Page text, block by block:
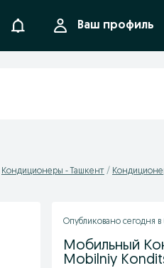
УведомленияВаш профиль
Кондиционеры - Ташкент
Опубликовано сегодня в
Мобильный
Mobilniy